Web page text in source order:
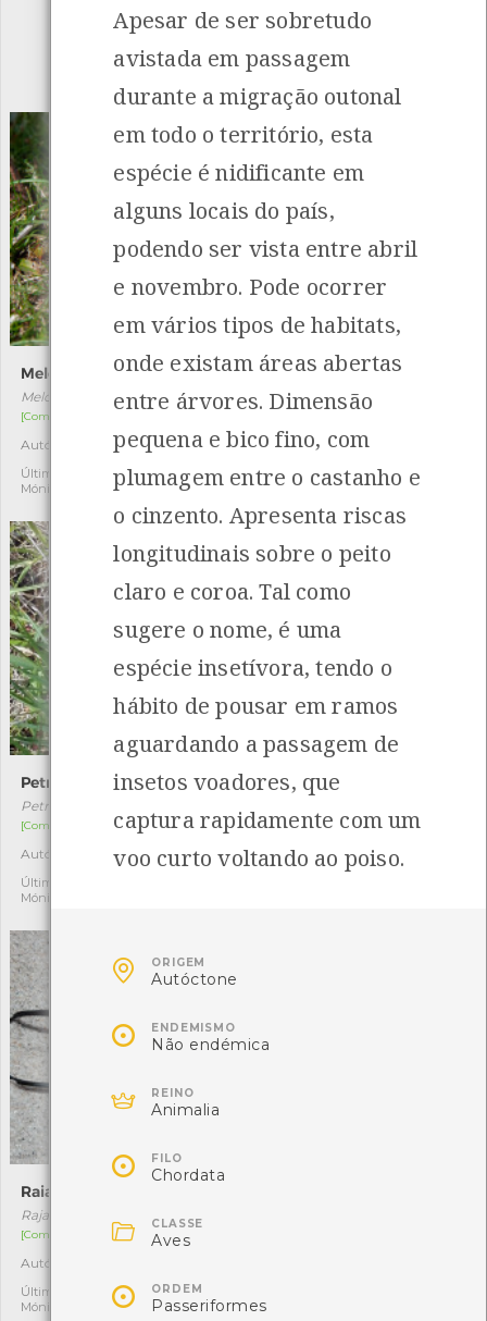
Espécies 4839 Observações
Meloe proscarabaeus
Meloe proscarabaeus
[Comum]
Autóctone
Última observação por:
Mónica Rocha
1
Vespa-europeia
Vespa crabro
Autóctone
Última observação por:
Pedro Gomes
Petrophora chlorosata
Petrophora chlorosata
[Comum]
Autóctone
Última observação por:
Mónica Rocha
1
Papa-moscas-cinzento
[Migrador]
Autóctone
Raia-manchada
Raja montagui
[Comum]
Autóctone
Última observação por:
Mónica Rocha
Mónica Rocha
Apesar de ser sobretudo
avistada em passagem
durante a migração outonal
em todo o território, esta
espécie é nidificante em
alguns locais do país,
podendo ser vista entre abril
e novembro. Pode ocorrer
em vários tipos de habitats,
onde existam áreas abertas
entre árvores. Dimensão
pequena e bico fino, com
plumagem entre o castanho e
o cinzento. Apresenta riscas
longitudinais sobre o peito
claro e coroa. Tal como
sugere o nome, é uma
espécie insetívora, tendo o
hábito de pousar em ramos
aguardando a passagem de
insetos voadores, que
captura rapidamente com um
voo curto voltando ao poiso.
 ORIGEM
Autóctone
 ENDEMISMO
Não endémica
 REINO
Animalia
 FILO
Chordata
 CLASSE
Aves
 ORDEM
Passeriformes